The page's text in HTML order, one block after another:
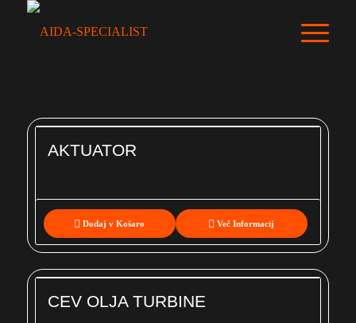
AKTUATOR
Dodaj v Košaro Več Informacij
CEV OLJA TURBINE